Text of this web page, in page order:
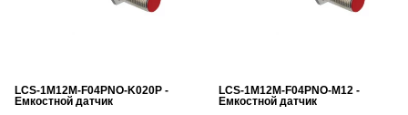
LCS-1M12M-F04PNO-K020P -
Емкостной датчик
LCS-1M12M-F04PNO-M12 -
Емкостной датчик